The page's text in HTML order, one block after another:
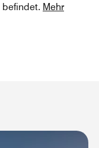
befindet. Mehr